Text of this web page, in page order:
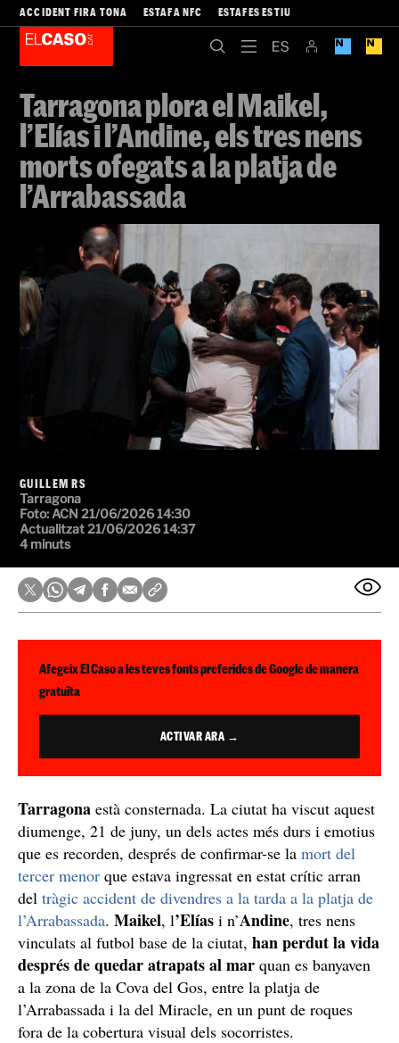
ACCIDENT FIRA TONA ESTAFA NFC ESTAFES ESTIU
Tarragona plora el Maikel,
l’Elías i l’Andine, els tres nens
morts ofegats a la platja de
l’Arrabassada
GUILLEM RS
Tarragona
Foto: ACN 21/06/2026 14:30
Actualitzat 21/06/2026 14:37
4 minuts
Afegeix El Caso a les teves fonts preferides de Google de manera
gratuïta
ACTIVAR ARA →
Tarragona està consternada. La ciutat ha viscut aquest
diumenge, 21 de juny, un dels actes més durs i emotius
que es recorden, després de confirmar-se la mort del
tercer menor que estava ingressat en estat crític arran
del tràgic accident de divendres a la tarda a la platja de
l’Arrabassada. Maikel, l’Elías i n’Andine, tres nens
vinculats al futbol base de la ciutat, han perdut la vida
després de quedar atrapats al mar quan es banyaven
a la zona de la Cova del Gos, entre la platja de
l’Arrabassada i la del Miracle, en un punt de roques
fora de la cobertura visual dels socorristes.